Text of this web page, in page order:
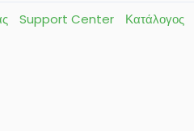
Support Center Κατάλογος